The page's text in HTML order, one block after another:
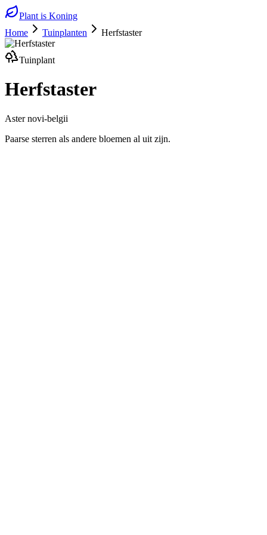
Plant is Koning
Home
Tuinplanten Herfstaster
Tuinplant
Herfstaster
Aster novi-belgii
Paarse sterren als andere bloemen al uit zijn.